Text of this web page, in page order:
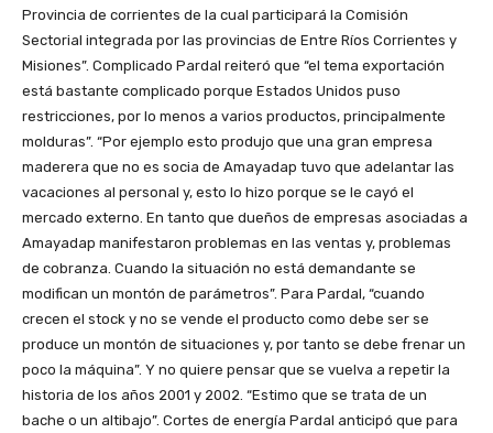
Provincia de corrientes de la cual participará la Comisión
Sectorial integrada por las provincias de Entre Ríos Corrientes y
Misiones”. Complicado Pardal reiteró que “el tema exportación
está bastante complicado porque Estados Unidos puso
restricciones, por lo menos a varios productos, principalmente
molduras”. “Por ejemplo esto produjo que una gran empresa
maderera que no es socia de Amayadap tuvo que adelantar las
vacaciones al personal y, esto lo hizo porque se le cayó el
mercado externo. En tanto que dueños de empresas asociadas a
Amayadap manifestaron problemas en las ventas y, problemas
de cobranza. Cuando la situación no está demandante se
modifican un montón de parámetros”. Para Pardal, “cuando
crecen el stock y no se vende el producto como debe ser se
produce un montón de situaciones y, por tanto se debe frenar un
poco la máquina”. Y no quiere pensar que se vuelva a repetir la
historia de los años 2001 y 2002. “Estimo que se trata de un
bache o un altibajo”. Cortes de energía Pardal anticipó que para